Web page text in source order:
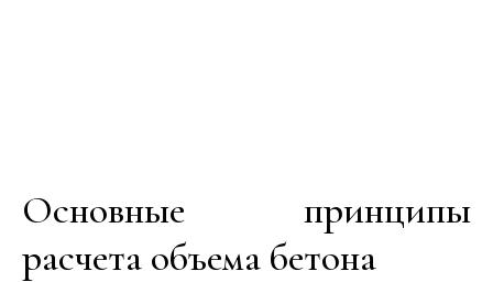
Основные принципы
расчета объема бетона